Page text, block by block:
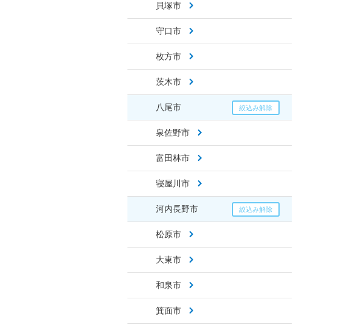
貝塚市
守口市
枚方市
茨木市
八尾市
泉佐野市
富田林市
寝屋川市
河内長野市
松原市
大東市
和泉市
箕面市